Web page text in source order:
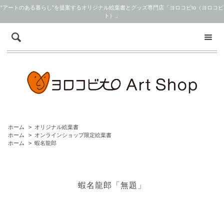
“アートのある暮らし”を提案するオリジナル絵葉書とグッズ専門店「ヨロコビto（ヨロコビ
ト）」
ホーム > オリジナル絵葉書
ホーム
> オンラインショップ限定絵葉書
ホーム
> 蝦名龍郎
蝦名龍郎「無題」